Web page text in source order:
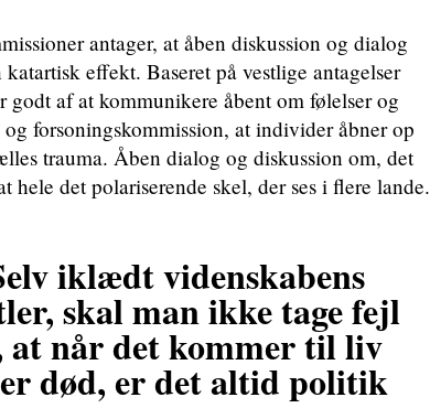
antager, at åben diskussion og dialog
effekt. Baseret på vestlige antagelser
af at kommunikere åbent om følelser og
forsoningskommission, at individer åbner op
trauma. Åben dialog og diskussion om, det
hele det polariserende skel, der ses i flere lande.
iklædt videnskabens
skal man ikke tage fejl
at når det kommer til liv
død, er det altid politik